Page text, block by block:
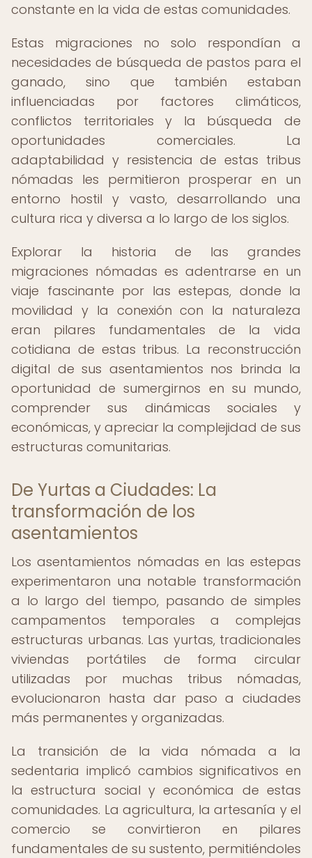
constante en la vida de estas comunidades.
Estas migraciones no solo respondían a
necesidades de búsqueda de pastos para el
ganado, sino que también estaban
influenciadas por factores climáticos,
conflictos territoriales y la búsqueda de
oportunidades comerciales. La
adaptabilidad y resistencia de estas tribus
nómadas les permitieron prosperar en un
entorno hostil y vasto, desarrollando una
cultura rica y diversa a lo largo de los siglos.
Explorar la historia de las grandes
migraciones nómadas es adentrarse en un
viaje fascinante por las estepas, donde la
movilidad y la conexión con la naturaleza
eran pilares fundamentales de la vida
cotidiana de estas tribus. La reconstrucción
digital de sus asentamientos nos brinda la
oportunidad de sumergirnos en su mundo,
comprender sus dinámicas sociales y
económicas, y apreciar la complejidad de sus
estructuras comunitarias.
De Yurtas a Ciudades: La
transformación de los
asentamientos
Los asentamientos nómadas en las estepas
experimentaron una notable transformación
a lo largo del tiempo, pasando de simples
campamentos temporales a complejas
estructuras urbanas. Las yurtas, tradicionales
viviendas portátiles de forma circular
utilizadas por muchas tribus nómadas,
evolucionaron hasta dar paso a ciudades
más permanentes y organizadas.
La transición de la vida nómada a la
sedentaria implicó cambios significativos en
la estructura social y económica de estas
comunidades. La agricultura, la artesanía y el
comercio se convirtieron en pilares
fundamentales de su sustento, permitiéndoles